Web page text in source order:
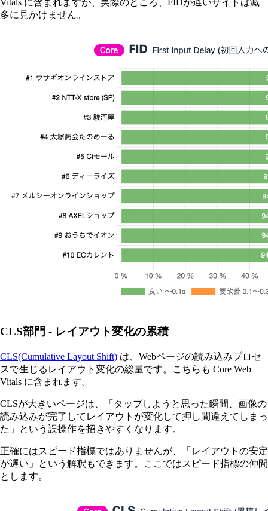
多に見かけません。
CLS部門 - レイアウト変化の累積
CLS(Cumulative Layout Shift) は、Webページの読み込みプロセ
スで生じるレイアウト変化の総量です。こちらも Core Web
Vitals に含まれます。
CLSが大きいページは、「タップしようと思った瞬間、画像の
読み込みが完了してレイアウトが変化して押し間違えてしまっ
た」という誤操作を招きやすくなります。
正確にはスピード指標ではありませんが、「レイアウトの安定
が遅い」という解釈もできます。ここではスピード指標の仲間
とします。